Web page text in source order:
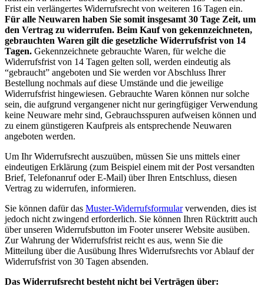
Frist ein verlängertes Widerrufsrecht von weiteren 16 Tagen ein.
Für alle Neuwaren haben Sie somit insgesamt 30 Tage Zeit, um
den Vertrag zu widerrufen. Beim Kauf von gekennzeichneten,
gebrauchten Waren gilt die gesetzliche Widerrufsfrist von 14
Tagen. Gekennzeichnete gebrauchte Waren, für welche die
Widerrufsfrist von 14 Tagen gelten soll, werden eindeutig als
“gebraucht” angeboten und Sie werden vor Abschluss Ihrer
Bestellung nochmals auf diese Umstände und die jeweilige
Widerrufsfrist hingewiesen. Gebrauchte Waren können nur solche
sein, die aufgrund vergangener nicht nur geringfügiger Verwendung
keine Neuware mehr sind, Gebrauchsspuren aufweisen können und
zu einem günstigeren Kaufpreis als entsprechende Neuwaren
angeboten werden.
Um Ihr Widerrufsrecht auszuüben, müssen Sie uns mittels einer
eindeutigen Erklärung (zum Beispiel einem mit der Post versandten
Brief, Telefonanruf oder E-Mail) über Ihren Entschluss, diesen
Vertrag zu widerrufen, informieren.
Sie können dafür das Muster-Widerrufsformularverwenden, dies ist
jedoch nicht zwingend erforderlich. Sie können Ihren Rücktritt auch
über unseren Widerrufsbutton im Footer unserer Website ausüben.
Zur Wahrung der Widerrufsfrist reicht es aus, wenn Sie die
Mitteilung über die Ausübung Ihres Widerrufsrechts vor Ablauf der
Widerrufsfrist von 30 Tagen absenden.
Das Widerrufsrecht besteht nicht bei Verträgen über: